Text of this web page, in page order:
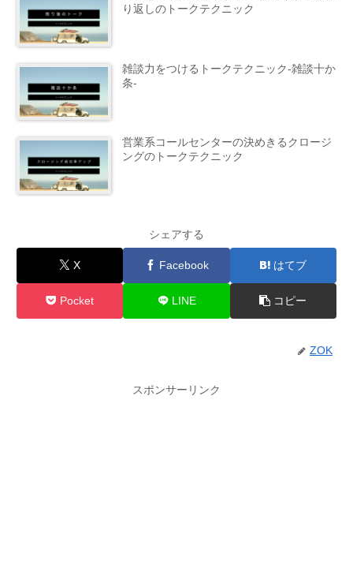
り返しのトークテクニック
雑談力をつけるトークテクニック-雑談十か
条-
営業系コールセンターの決めきるクロージ
ングのトークテクニック
シェアする
X Facebook はてブ
Pocket LINE コピー
ZOK
スポンサーリンク